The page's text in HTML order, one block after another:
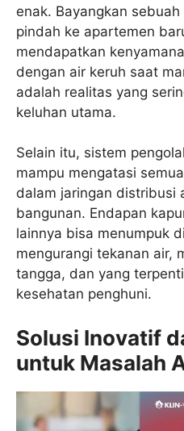
enak. Bayangkan
pindah ke apartemen
mendapatkan
dengan air keruh saat
adalah realitas yang
keluhan utama.
Selain itu, sistem
mampu mengatasi
dalam jaringan distribusi
bangunan. Endapan
lainnya bisa menumpuk
mengurangi tekanan air,
tangga, dan yang
kesehatan penghuni.
Solusi Inovatif
untuk Masalah